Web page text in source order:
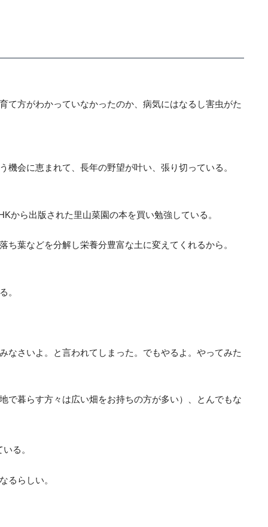
て方がわかっていなかったのか、病気にはなるし害虫がた
会に恵まれて、長年の野望が叶い、張り切っている。
ら出版された里山菜園の本を買い勉強している。
葉などを分解し栄養分豊富な土に変えてくれるから。
。
なさいよ。と言われてしまった。でもやるよ。やってみた
で暮らす方々は広い畑をお持ちの方が多い）、とんでもな
る。
るらしい。